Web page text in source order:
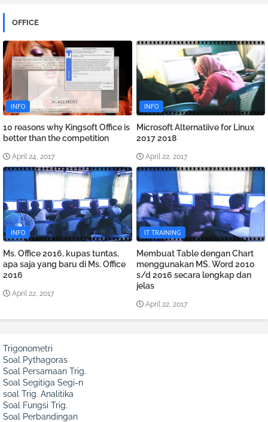
OFFICE
INFO
10 reasons why Kingsoft Office is
better than the competition
April 24, 2017
INFO
Microsoft Alternatiive for Linux
2017 2018
April 22, 2017
INFO
Ms. Office 2016, kupas tuntas,
apa saja yang baru di Ms. Office
2016
April 22, 2017
IT TRAINING
Membuat Table dengan Chart
menggunakan MS. Word 2010
s/d 2016 secara lengkap dan
jelas
April 22, 2017
Trigonometri
Soal Pythagoras
Soal Persamaan Trig.
Soal Segitiga Segi-n
soal Trig. Analitika
Soal Fungsi Trig.
Soal Perbandingan